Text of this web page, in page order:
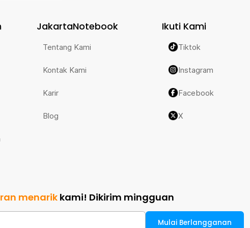
JakartaNotebook
Tentang Kami
Kontak Kami
Karir
Blog
Ikuti Kami
Tiktok
Instagram
Facebook
X
menarik kami! Dikirim mingguan
Mulai Berlangganan